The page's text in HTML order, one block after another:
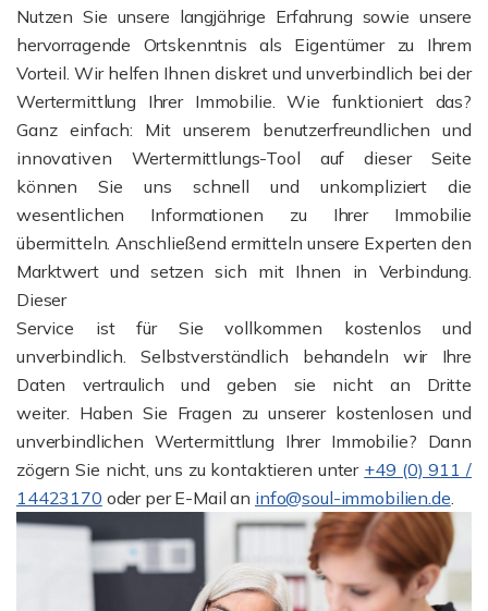
Nutzen Sie unsere langjährige Erfahrung sowie unsere
hervorragende Ortskenntnis als Eigentümer zu Ihrem
Vorteil. Wir helfen Ihnen diskret und unverbindlich bei der
Wertermittlung Ihrer Immobilie. Wie funktioniert das?
Ganz einfach: Mit unserem benutzerfreundlichen und
innovativen Wertermittlungs-Tool auf dieser Seite
können Sie uns schnell und unkompliziert die
wesentlichen Informationen zu Ihrer Immobilie
übermitteln. Anschließend ermitteln unsere Experten den
Marktwert und setzen sich mit Ihnen in Verbindung.
Dieser
Service ist für Sie vollkommen kostenlos und
unverbindlich. Selbstverständlich behandeln wir Ihre
Daten vertraulich und geben sie nicht an Dritte
weiter. Haben Sie Fragen zu unserer kostenlosen und
unverbindlichen Wertermittlung Ihrer Immobilie? Dann
zögern Sie nicht, uns zu kontaktieren unter +49 (0) 911 /
14423170 oder per E-Mail an info@soul-immobilien.de